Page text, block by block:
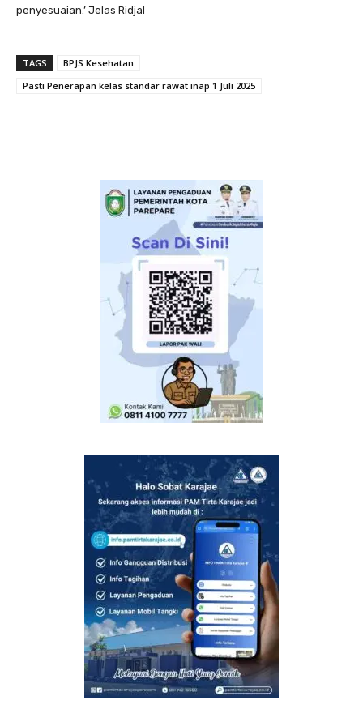
penyesuaian.’ Jelas Ridjal
TAGS
BPJS Kesehatan
Pasti Penerapan kelas standar rawat inap 1 Juli 2025